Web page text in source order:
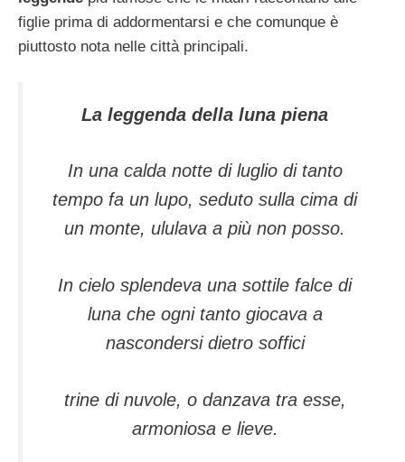
figlie prima di addormentarsi e che comunque è
piuttosto nota nelle città principali.
La leggenda della luna piena
In una calda notte di luglio di tanto
tempo fa un lupo, seduto sulla cima di
un monte, ululava a più non posso.
In cielo splendeva una sottile falce di
luna che ogni tanto giocava a
nascondersi dietro soffici
trine di nuvole, o danzava tra esse,
armoniosa e lieve.